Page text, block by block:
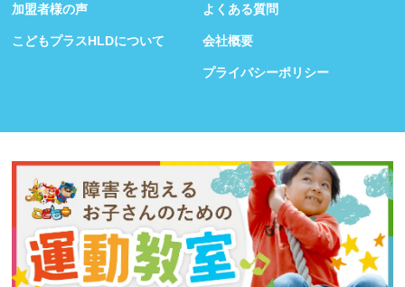
加盟者様の声
こどもプラスHLDについて
よくある質問
会社概要
プライバシーポリシー